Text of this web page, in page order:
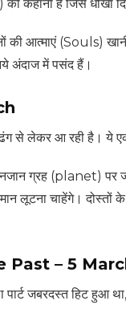
कहानी है जिसे धोखा
आत्माएं (Souls)
अंदाज में पसंद हैं।
ढंग से लेकर आ रही है।
ग्रह (planet) पर
लूटना चाहेंगे। दोस्तों
Past – 5
जबरदस्त हिट हुआ